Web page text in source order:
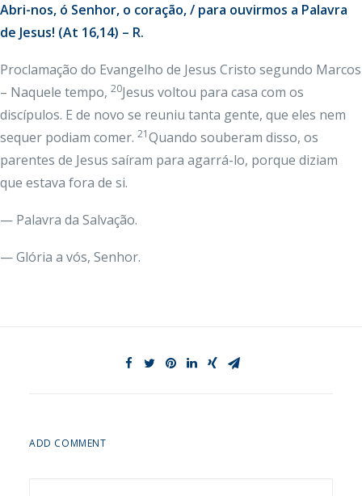
Abri-nos, ó Senhor, o coração, / para ouvirmos a Palavra
de Jesus! (At 16,14) – R.
Proclamação do Evangelho de Jesus Cristo segundo Marcos
– Naquele tempo, 20Jesus voltou para casa com os
discípulos. E de novo se reuniu tanta gente, que eles nem
sequer podiam comer. 21Quando souberam disso, os
parentes de Jesus saíram para agarrá-lo, porque diziam
que estava fora de si.
— Palavra da Salvação.
— Glória a vós, Senhor.
ADD COMMENT